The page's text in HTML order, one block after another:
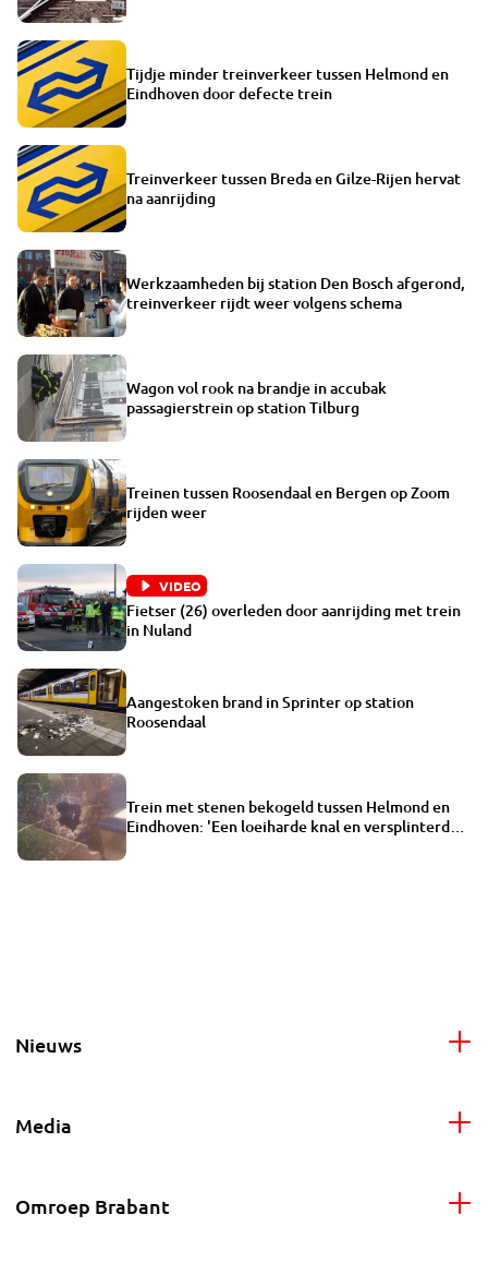
Tijdje minder treinverkeer tussen Helmond en
Eindhoven door defecte trein
Treinverkeer tussen Breda en Gilze-Rijen hervat
na aanrijding
Werkzaamheden bij station Den Bosch afgerond,
treinverkeer rijdt weer volgens schema
Wagon vol rook na brandje in accubak
passagierstrein op station Tilburg
Treinen tussen Roosendaal en Bergen op Zoom
rijden weer
VIDEO
Fietser (26) overleden door aanrijding met trein
in Nuland
Aangestoken brand in Sprinter op station
Roosendaal
Trein met stenen bekogeld tussen Helmond en
Eindhoven: 'Een loeiharde knal en versplinterd
Nieuws
Media
Omroep Brabant